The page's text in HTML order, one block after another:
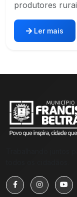
produtores
Ler mais